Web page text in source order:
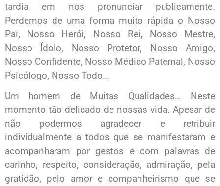
tardia em nos pronunciar publicamente.
Perdemos de uma forma muito rápida o Nosso
Pai, Nosso Herói, Nosso Rei, Nosso Mestre,
Nosso Ídolo, Nosso Protetor, Nosso Amigo,
Nosso Confidente, Nosso Médico Paternal, Nosso
Psicólogo, Nosso Todo…
Um homem de Muitas Qualidades… Neste
momento tão delicado de nossas vida. Apesar de
não podermos agradecer e retribuir
individualmente a todos que se manifestaram e
acompanharam por gestos e com palavras de
carinho, respeito, consideração, admiração, pela
gratidão, pelo amor e companheirismo que se